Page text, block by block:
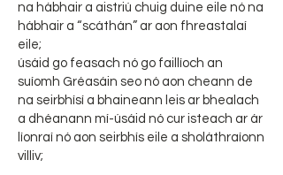
na hábhair a aistriú chuig duine eile nó na
hábhair a “scáthán” ar aon fhreastalaí
eile;
úsáid go feasach nó go faillíoch an
suíomh Gréasáin seo nó aon cheann de
na seirbhísí a bhaineann leis ar bhealach
a dhéanann mí-úsáid nó cur isteach ar ár
líonraí nó aon seirbhís eile a sholáthraíonn
villiv;